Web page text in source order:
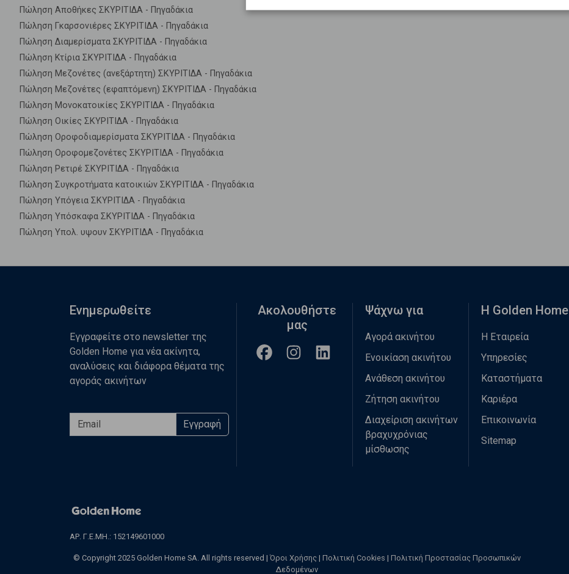
Πώληση Αποθήκες ΣΚΥΡΙΤΙΔΑ - Πηγαδάκια
Πώληση Γκαρσονιέρες ΣΚΥΡΙΤΙΔΑ - Πηγαδάκια
Πώληση Διαμερίσματα ΣΚΥΡΙΤΙΔΑ - Πηγαδάκια
Πώληση Κτίρια ΣΚΥΡΙΤΙΔΑ - Πηγαδάκια
Πώληση Μεζονέτες (ανεξάρτητη) ΣΚΥΡΙΤΙΔΑ - Πηγαδάκια
Πώληση Μεζονέτες (εφαπτόμενη) ΣΚΥΡΙΤΙΔΑ - Πηγαδάκια
Πώληση Μονοκατοικίες ΣΚΥΡΙΤΙΔΑ - Πηγαδάκια
Πώληση Οικίες ΣΚΥΡΙΤΙΔΑ - Πηγαδάκια
Πώληση Οροφοδιαμερίσματα ΣΚΥΡΙΤΙΔΑ - Πηγαδάκια
Πώληση Οροφομεζονέτες ΣΚΥΡΙΤΙΔΑ - Πηγαδάκια
Πώληση Ρετιρέ ΣΚΥΡΙΤΙΔΑ - Πηγαδάκια
Πώληση Συγκροτήματα κατοικιών ΣΚΥΡΙΤΙΔΑ - Πηγαδάκια
Πώληση Υπόγεια ΣΚΥΡΙΤΙΔΑ - Πηγαδάκια
Πώληση Υπόσκαφα ΣΚΥΡΙΤΙΔΑ - Πηγαδάκια
Πώληση Υπολ. υψουν ΣΚΥΡΙΤΙΔΑ - Πηγαδάκια
Ενημερωθείτε
Εγγραφείτε στο newsletter της
Golden Home για νέα ακίνητα,
αναλύσεις και διάφορα θέματα της
αγοράς ακινήτων
Εγγραφή
Ακολουθήστε
μας
Ψάχνω για
Αγορά ακινήτου
Ενοικίαση ακινήτου
Ανάθεση ακινήτου
Ζήτηση ακινήτου
Διαχείριση ακινήτων
βραχυχρόνιας
μίσθωσης
Η Golden Home
Η Εταιρεία
Υπηρεσίες
Καταστήματα
Καριέρα
Επικοινωνία
Sitemap
ΑΡ. Γ.Ε.ΜΗ.: 152149601000
© Copyright 2025 Golden Home SA. All rights reserved | Όροι Χρήσης | Πολιτική Cookies | Πολιτική Προστασίας Προσωπικών
Δεδομένων